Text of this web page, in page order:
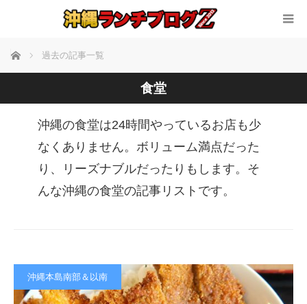
ホーム 過去の記事一覧
食堂
沖縄の食堂は24時間やっているお店も少
なくありません。ボリューム満点だった
り、リーズナブルだったりもします。そ
んな沖縄の食堂の記事リストです。
沖縄本島南部＆以南